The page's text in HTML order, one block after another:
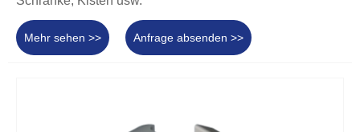
Mehr sehen >> Anfrage absenden >>